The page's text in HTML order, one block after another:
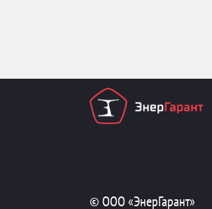
© ООО «ЭнерГарант»